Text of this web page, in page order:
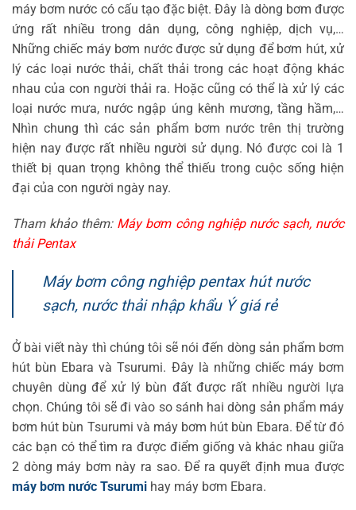
máy bơm nước có cấu tạo đặc biệt. Đây là dòng bơm được
ứng rất nhiều trong dân dụng, công nghiệp, dịch vụ,…
Những chiếc máy bơm nước được sử dụng để bơm hút, xử
lý các loại nước thải, chất thải trong các hoạt động khác
nhau của con người thải ra. Hoặc cũng có thể là xử lý các
loại nước mưa, nước ngập úng kênh mương, tầng hầm,…
Nhìn chung thì các sản phẩm bơm nước trên thị trường
hiện nay được rất nhiều người sử dụng. Nó được coi là 1
thiết bị quan trọng không thể thiếu trong cuộc sống hiện
đại của con người ngày nay.
Tham khảo thêm: Máy bơm công nghiệp nước sạch, nước
thải Pentax
Máy bơm công nghiệp pentax hút nước
sạch, nước thải nhập khẩu Ý giá rẻ
Ở bài viết này thì chúng tôi sẽ nói đến dòng sản phẩm bơm
hút bùn Ebara và Tsurumi. Đây là những chiếc máy bơm
chuyên dùng để xử lý bùn đất được rất nhiều người lựa
chọn. Chúng tôi sẽ đi vào so sánh hai dòng sản phẩm máy
bơm hút bùn Tsurumi và máy bơm hút bùn Ebara. Để từ đó
các bạn có thể tìm ra được điểm giống và khác nhau giữa
2 dòng máy bơm này ra sao. Để ra quyết định mua được
máy bơm nước Tsurumi hay máy bơm Ebara.